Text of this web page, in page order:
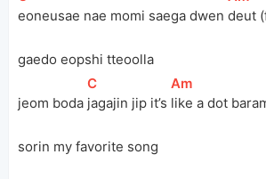
eoneusae nae momi saega dwen deut
gaedo eopshi tteoolla
jeom boda
[
C
jagajin jip it’s
[
Am
like a dot
sorin my favorite song